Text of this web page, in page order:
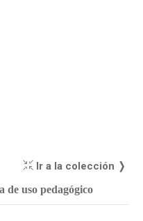
Ir a la colección ❭
de uso pedagógico